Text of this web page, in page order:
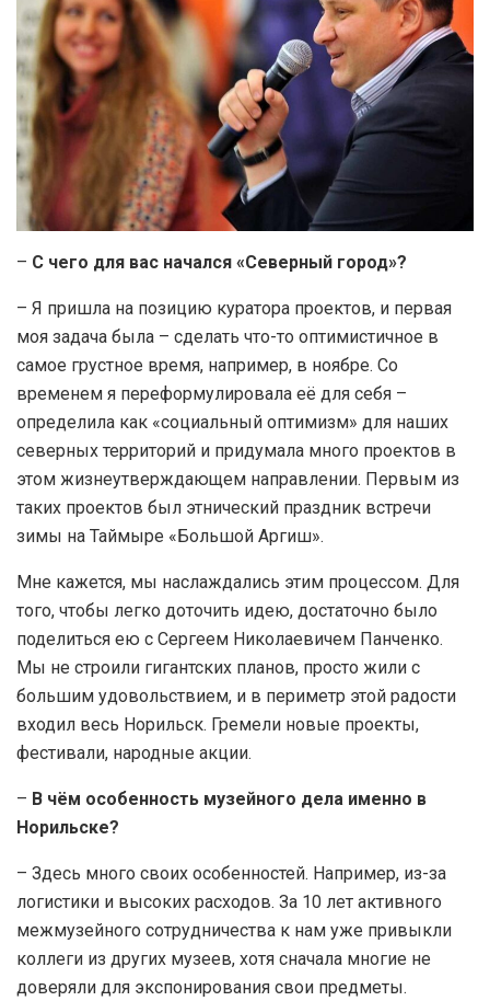
– С чего для вас начался «Северный город»?
– Я пришла на позицию куратора проектов, и первая
моя задача была – сделать что-то оптимистичное в
самое грустное время, например, в ноябре. Со
временем я переформулировала её для себя –
определила как «социальный оптимизм» для наших
северных территорий и придумала много проектов в
этом жизнеутверждающем направлении. Первым из
таких проектов был этнический праздник встречи
зимы на Таймыре «Большой Аргиш».
Мне кажется, мы наслаждались этим процессом. Для
того, чтобы легко доточить идею, достаточно было
поделиться ею с Сергеем Николаевичем Панченко.
Мы не строили гигантских планов, просто жили с
большим удовольствием, и в периметр этой радости
входил весь Норильск. Гремели новые проекты,
фестивали, народные акции.
– В чём особенность музейного дела именно в
Норильске?
– Здесь много своих особенностей. Например, из-за
логистики и высоких расходов. За 10 лет активного
межмузейного сотрудничества к нам уже привыкли
коллеги из других музеев, хотя сначала многие не
доверяли для экспонирования свои предметы.